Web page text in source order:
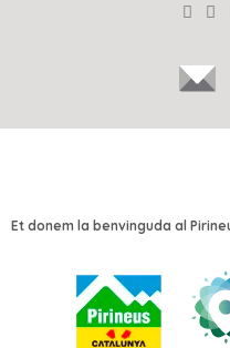
Et donem la benvinguda al